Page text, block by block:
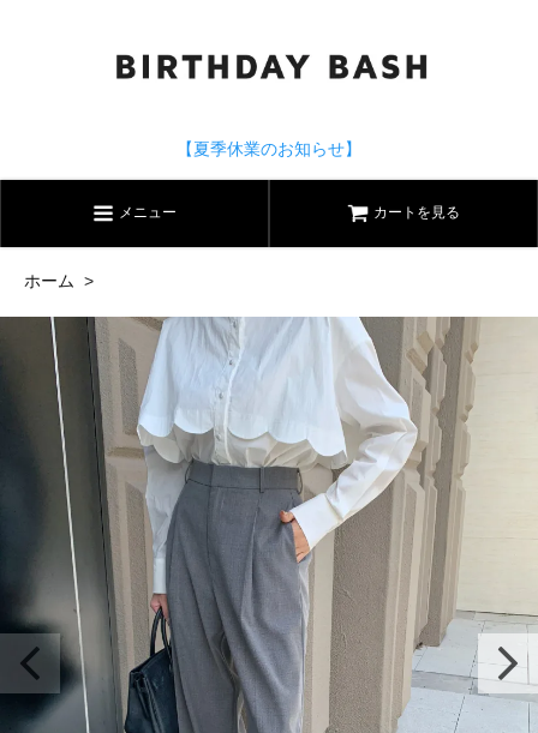
【夏季休業のお知らせ】
メニュー カートを見る
ホーム >